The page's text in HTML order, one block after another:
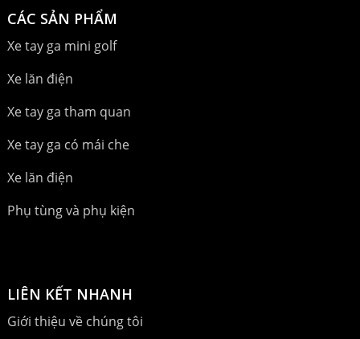
CÁC SẢN PHẨM
Xe tay ga mini golf
Xe lăn điện
Xe tay ga tham quan
Xe tay ga có mái che
Xe lăn điện
Phụ tùng và phụ kiện
LIÊN KẾT NHANH
Giới thiệu về chúng tôi